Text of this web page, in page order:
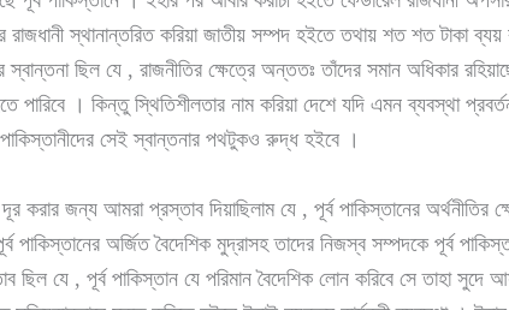
রাজধানী স্থানান্তরিত করিয়া জাতীয় সম্পদ হইতে তথায় শত শত টাকা ব্যয়
স্বান্তনা ছিল যে , রাজনীতির ক্ষেত্রে অন্ততঃ তাঁদের সমান অধিকার
পারিবে । কিন্তু স্থিতিশীলতার নাম করিয়া দেশে যদি এমন ব্যবস্থা
সেই স্বান্তনার পথটুকও রুদ্ধ হইবে ।
করার জন্য আমরা প্রস্তাব দিয়াছিলাম যে , পূর্ব পাকিস্তানের অর্থনীতির
অর্জিত বৈদেশিক মুদ্রাসহ তাদের নিজস্ব সম্পদকে পূর্ব
ছিল যে , পূর্ব পাকিস্তান যে পরিমান বৈদেশিক লোন করিবে সে তাহা